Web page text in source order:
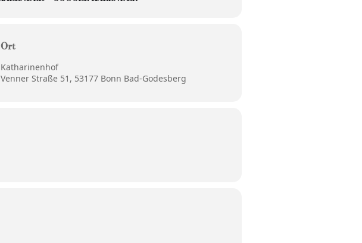
Ort
Katharinenhof
Venner Straße 51, 53177 Bonn Bad-Godesberg